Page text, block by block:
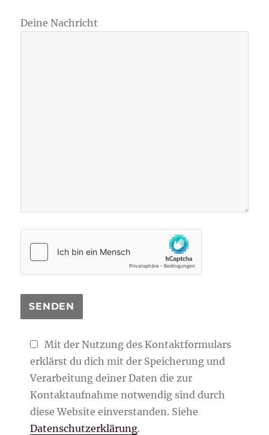
Deine Nachricht
Mit der Nutzung des Kontaktformulars
erklärst du dich mit der Speicherung und
Verarbeitung deiner Daten die zur
Kontaktaufnahme notwendig sind durch
diese Website einverstanden. Siehe
Datenschutzerklärung.